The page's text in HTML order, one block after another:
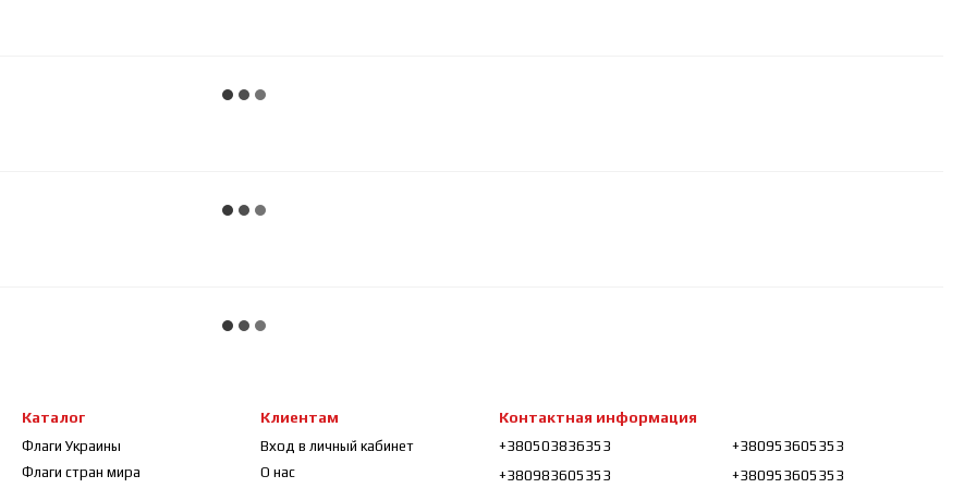
Каталог
Флаги Украины
Флаги стран мира
Клиентам
Вход в личный кабинет
О нас
Контактная информация
+380503836353
+380983605353
+380953605353
+380953605353